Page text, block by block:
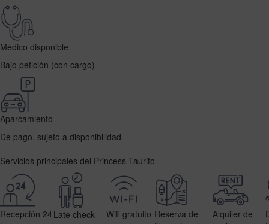
Médico disponible
Bajo petición (con cargo)
Aparcamiento
De pago, sujeto a disponibilidad
Servicios principales del Princess Taurito
Recepción 24 Late check-
Wifi gratuito Reserva de
Alquiler de